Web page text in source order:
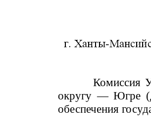
Комиссия
округу — Югре
обеспечения